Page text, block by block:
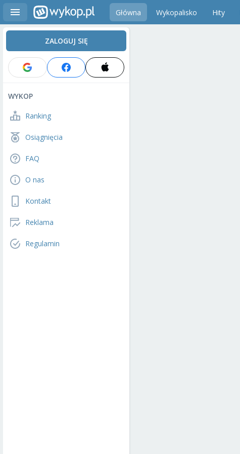
Główna Wykopalisko Hity
ZALOGUJ SIĘ
WYKOP
Ranking
Osiągnięcia
FAQ
O nas
Kontakt
Reklama
Regulamin